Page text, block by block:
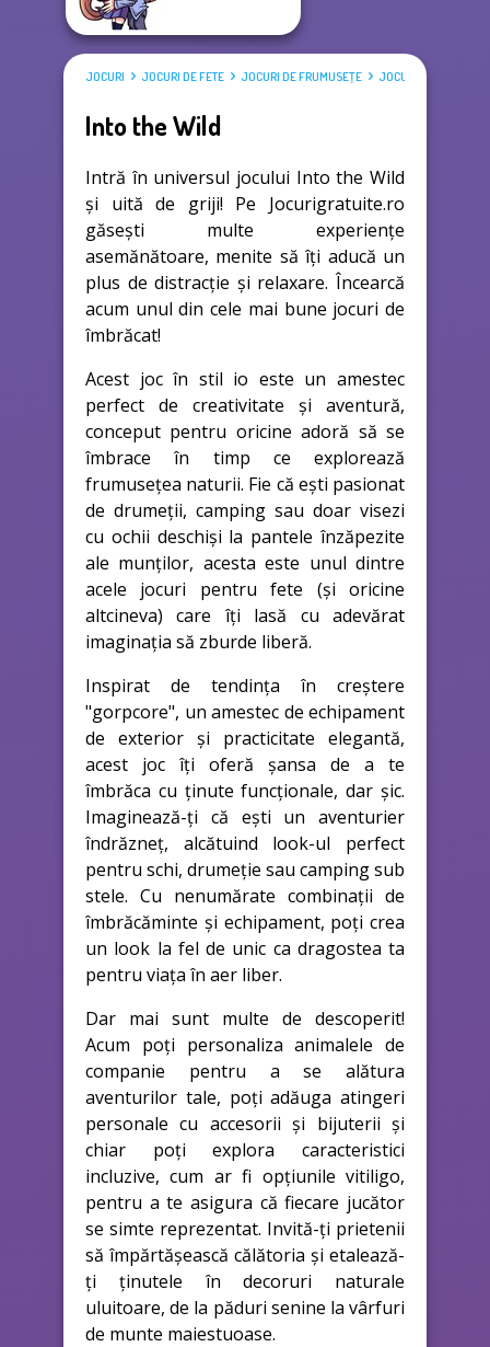
JOCURI JOCURI DE FETE JOCURI DE FRUMUSEŢE JOCURI DE ÎMBRĂCAT
Into the Wild
Intră în universul jocului Into the Wild
și uită de griji! Pe Jocurigratuite.ro
găsești multe experiențe
asemănătoare, menite să îți aducă un
plus de distracție și relaxare. Încearcă
acum unul din cele mai bune jocuri de
îmbrăcat!
Acest joc în stil io este un amestec
perfect de creativitate și aventură,
conceput pentru oricine adoră să se
îmbrace în timp ce explorează
frumusețea naturii. Fie că ești pasionat
de drumeții, camping sau doar visezi
cu ochii deschiși la pantele înzăpezite
ale munților, acesta este unul dintre
acele jocuri pentru fete (și oricine
altcineva) care îți lasă cu adevărat
imaginația să zburde liberă.
Inspirat de tendința în creștere
"gorpcore", un amestec de echipament
de exterior și practicitate elegantă,
acest joc îți oferă șansa de a te
îmbrăca cu ținute funcționale, dar șic.
Imaginează-ți că ești un aventurier
îndrăzneț, alcătuind look-ul perfect
pentru schi, drumeție sau camping sub
stele. Cu nenumărate combinații de
îmbrăcăminte și echipament, poți crea
un look la fel de unic ca dragostea ta
pentru viața în aer liber.
Dar mai sunt multe de descoperit!
Acum poți personaliza animalele de
companie pentru a se alătura
aventurilor tale, poți adăuga atingeri
personale cu accesorii și bijuterii și
chiar poți explora caracteristici
incluzive, cum ar fi opțiunile vitiligo,
pentru a te asigura că fiecare jucător
se simte reprezentat. Invită-ți prietenii
să împărtășească călătoria și etalează-
ți ținutele în decoruri naturale
uluitoare, de la păduri senine la vârfuri
de munte maiestuoase.